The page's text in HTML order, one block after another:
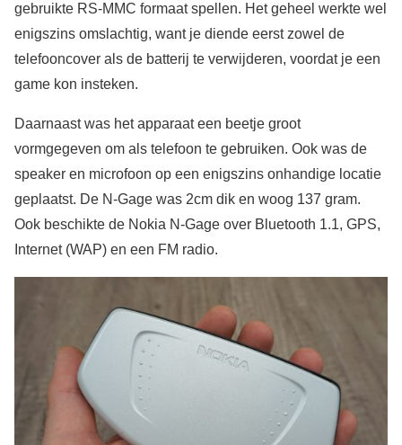
gebruikte RS-MMC formaat spellen. Het geheel werkte wel
enigszins omslachtig, want je diende eerst zowel de
telefooncover als de batterij te verwijderen, voordat je een
game kon insteken.
Daarnaast was het apparaat een beetje groot
vormgegeven om als telefoon te gebruiken. Ook was de
speaker en microfoon op een enigszins onhandige locatie
geplaatst. De N-Gage was 2cm dik en woog 137 gram.
Ook beschikte de Nokia N-Gage over Bluetooth 1.1, GPS,
Internet (WAP) en een FM radio.